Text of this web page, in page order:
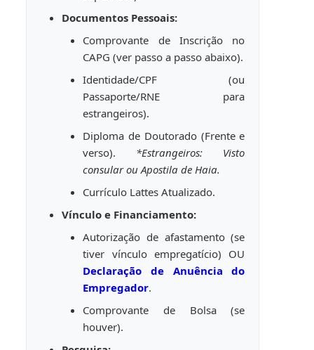
Documentos Pessoais:
Comprovante de Inscrição no
CAPG (ver passo a passo abaixo).
Identidade/CPF (ou
Passaporte/RNE para
estrangeiros).
Diploma de Doutorado (Frente e
verso). *Estrangeiros: Visto
consular ou Apostila de Haia.
Currículo Lattes Atualizado.
Vínculo e Financiamento:
Autorização de afastamento (se
tiver vínculo empregatício) OU
Declaração de Anuência do
Empregador.
Comprovante de Bolsa (se
houver).